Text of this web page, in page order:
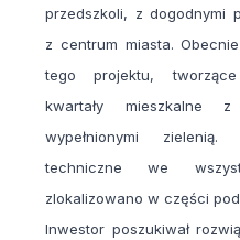
przedszkoli, z dogodnymi
z centrum miasta.
tego projektu,
kwartały mieszkalne z
wypełnionymi
techniczne we
zlokalizowano w części
Inwestor poszukiwał